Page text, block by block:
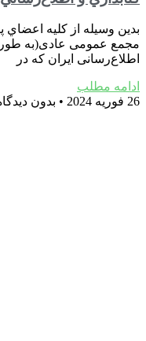
بدين وسيله از كليه
مجمع عمومی عادی(به طور
اطلاع‌رسانی ایران که در
ادامه مطلب
26 فوریه 2024
بدون